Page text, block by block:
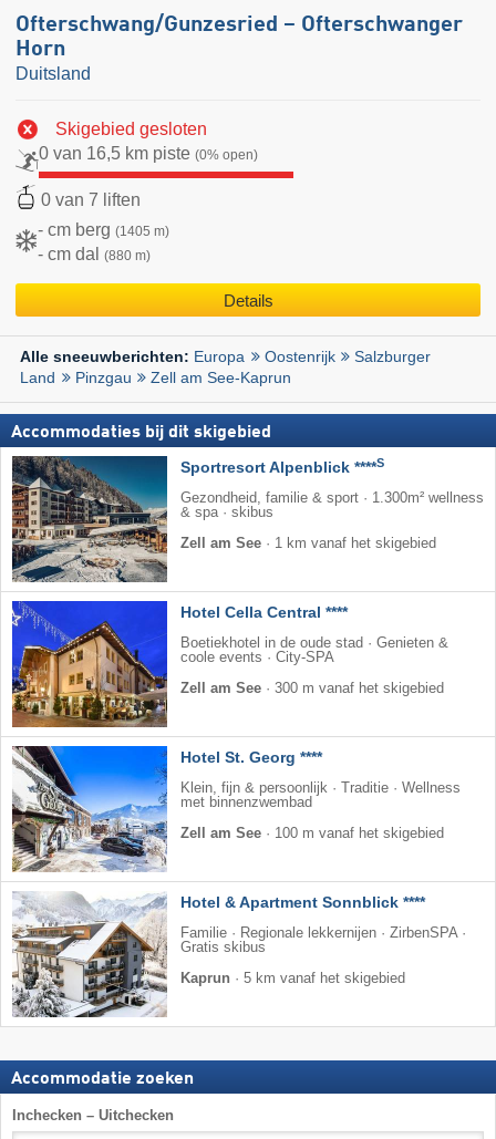
Ofterschwang/​Gunzesried – Ofterschwanger
Horn
Duitsland
Skigebied gesloten
0 van 16,5 km piste (0% open)
0 van 7 liften
- cm berg (1405 m)
- cm dal (880 m)
Details
Alle sneeuwberichten: Europa Oostenrijk
Salzburger
Land
Pinzgau Zell am See-Kaprun
Accommodaties bij dit skigebied
Sportresort Alpenblick ****S
Gezondheid, familie & sport · 1.300m² wellness
& spa · skibus
Zell am See · 1 km vanaf het skigebied
Hotel Cella Central ****
Boetiekhotel in de oude stad · Genieten &
coole events · City-SPA
Zell am See · 300 m vanaf het skigebied
Hotel St. Georg ****
Klein, fijn & persoonlijk · Traditie · Wellness
met binnenzwembad
Zell am See · 100 m vanaf het skigebied
Hotel & Apartment Sonnblick ****
Familie · Regionale lekkernijen · ZirbenSPA ·
Gratis skibus
Kaprun · 5 km vanaf het skigebied
Accommodatie zoeken
Inchecken – Uitchecken